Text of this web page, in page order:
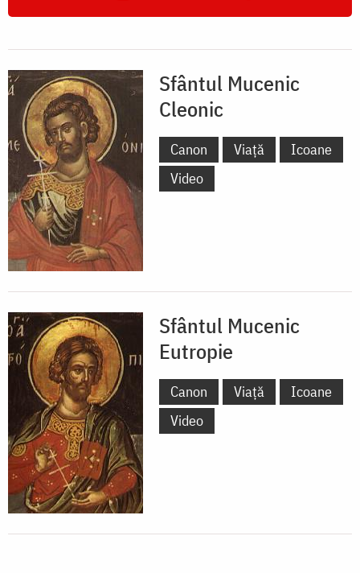
Sfântul Mucenic
Cleonic
Canon Viață
Icoane
Video
Sfântul Mucenic
Eutropie
Canon Viață
Icoane
Video